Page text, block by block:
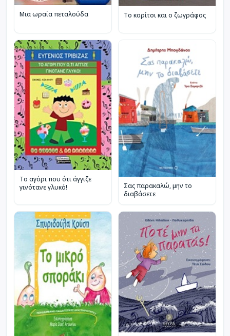
Μια ωραία πεταλούδα Το κορίτσι και ο ζωγράφος
Το αγόρι που ότι άγγιζε
γινότανε γλυκό!
Σας παρακαλώ, μην το
διαβάσετε